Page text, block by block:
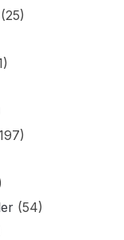
(25)
(54)